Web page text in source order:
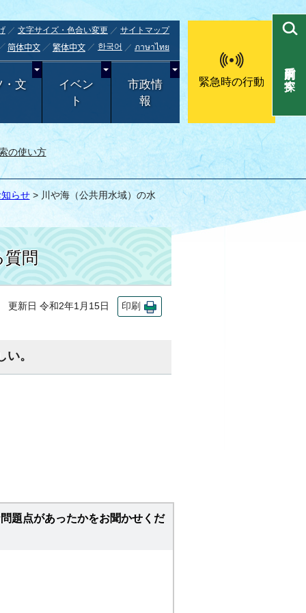
文字サイズ・色合い変更
サイトマップ
简体中文 繁体中文 한국어 ภาษาไทย
・文
イベン
ト
市政情
報
緊急時の行動
の使い方
目的別で探す
らせ> 川や海（公共用水域）の水
問
更新日 令和2年1月15日 印刷
。
題点があったかをお聞かせくだ